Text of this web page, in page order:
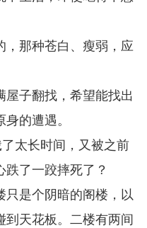
，那种苍白、瘦弱，应
屋子翻找，希望能找出
的遭遇。
太长时间，又被之前
了一跤摔死了？
只是个阴暗的阁楼，以
天花板。二楼有两间